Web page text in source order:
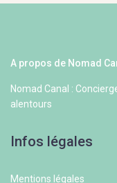
A propos de Nomad
Nomad Canal :
alentours
Infos légales
Mentions légales